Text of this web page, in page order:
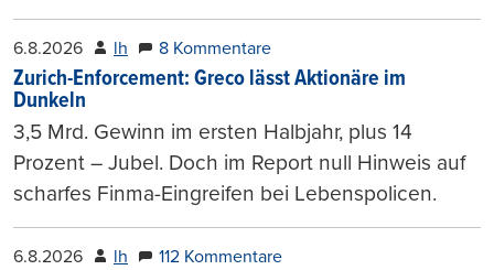
6.8.2026 lh 8 Kommentare
Zurich-Enforcement: Greco lässt Aktionäre im
Dunkeln
3,5 Mrd. Gewinn im ersten Halbjahr, plus 14
Prozent – Jubel. Doch im Report null Hinweis auf
scharfes Finma-Eingreifen bei Lebenspolicen.
6.8.2026 lh 112 Kommentare